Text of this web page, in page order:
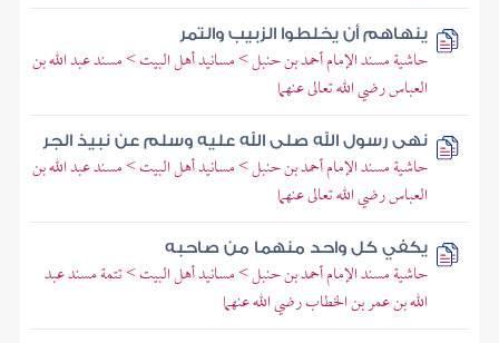
ينهاهم أن يخلطوا الزبيب والتمر
حاشية مسند الإمام أحمد بن حنبل > مسانيد أهل البيت > مسند عبد الله بن
العباس رضي الله تعالى عنهما
نهى رسول الله صلى الله عليه وسلم عن نبيذ الجر
حاشية مسند الإمام أحمد بن حنبل > مسانيد أهل البيت > مسند عبد الله بن
العباس رضي الله تعالى عنهما
يكفي كل واحد منهما من صاحبه
حاشية مسند الإمام أحمد بن حنبل > مسانيد أهل البيت > تتمة مسند عبد
الله بن عمر بن الخطاب رضي الله عنهما